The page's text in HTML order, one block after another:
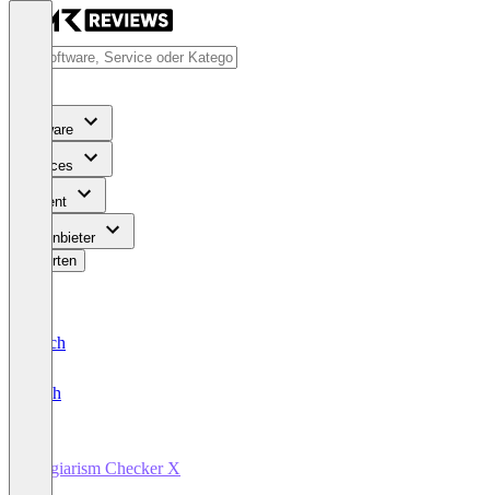
Software
Services
Content
Für Anbieter
Bewerten
Deutsch
English
Plagiarism Checker X